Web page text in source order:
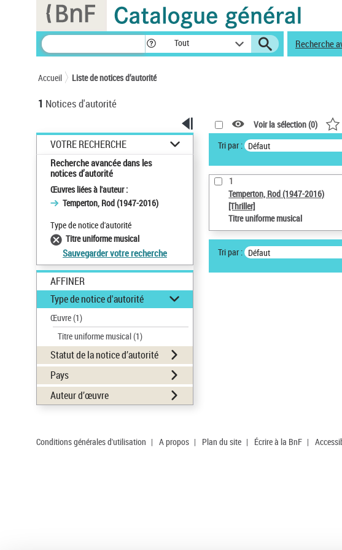
Tout Recherche
Accueil Liste de notices d’autorité
1 Notices d'autorité
VOTRE RECHERCHE
Recherche avancée dans les
notices d’autorité
Œuvres liées à l'auteur :
Temperton, Rod (1947-2016)
Type de notice d'autorité
Titre uniforme musical
Sauvegarder votre recherche
AFFINER
Type de notice d'autorité
Œuvre(1)
Titre uniforme musical(1)
Statut de la notice d’autorité
Pays
Auteur d’œuvre
Voir la sélection (0)
Tri par : Défaut
1
Temperton, Rod (1947-2016)
[Thriller]
Titre uniforme musical
Tri par : Défaut
Conditions générales d'utilisation | A propos | Plan du site | Écrire à la BnF |
Panneau de gestion des cookies